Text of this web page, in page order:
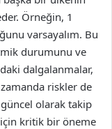
Örneğin, 1
varsayalım. Bu
durumunu ve
dalgalanmalar,
zamanda riskler de
olarak takip
kritik bir öneme